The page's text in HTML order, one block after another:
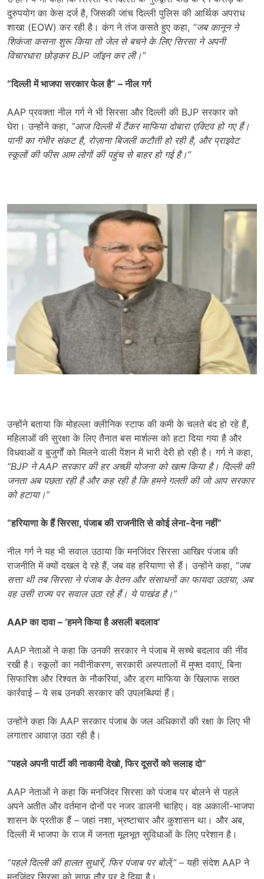
दुरुपयोग का केस दर्ज है, जिसकी जांच दिल्ली पुलिस की आर्थिक अपराध
शाखा (EOW) कर रही है। कंग ने तंज कसते हुए कहा, “जब कानून ने
शिकंजा कसना शुरू किया तो जेल से बचने के लिए सिरसा ने अपनी
विचारधारा छोड़करBJP जॉइन कर ली।”
“दिल्ली में भाजपा सरकार फेल है” – नील गर्ग
AAP प्रवक्ता नील गर्ग ने भी सिरसा और दिल्ली की BJP सरकार को
घेरा। उन्होंने कहा, “आज दिल्ली में टैंकर माफिया दोबारा एक्टिव हो गए हैं।
पानी का गंभीर संकट है, रोज़ाना बिजली कटौती हो रही है, और प्राइवेट
स्कूलों की फीस आम लोगों की पहुंच से बाहर हो गई है।”
उन्होंने बताया कि मोहल्ला क्लीनिक स्टाफ की कमी के चलते बंद हो रहे हैं,
महिलाओं की सुरक्षा के लिए तैनात बस मार्शल्स को हटा दिया गया है और
विधवाओं व बुजुर्गों को मिलने वाली पेंशन में भारी देरी हो रही है। गर्ग ने कहा,
“BJP नेAAP सरकार की हर अच्छी योजना को खत्म किया है। दिल्ली की
जनता अब पछता रही है और कह रही है कि हमने गलती की जो आप सरकार
को हटाया।”
“हरियाणा के हैं सिरसा,पंजाब की राजनीति से कोई लेना-देना नहीं”
नील गर्ग ने यह भी सवाल उठाया कि मनजिंदर सिरसा आखिर पंजाब की
राजनीति में क्यों दखल दे रहे हैं, जब वह हरियाणा से हैं। उन्होंने कहा, “जब
सत्ता थी तब सिरसा ने पंजाब के वेतन और संसाधनों का फायदा उठाया, अब
वह उसी राज्य पर सवाल उठा रहे हैं। ये पाखंड है।”
AAPका दावा – ‘हमने किया है असली बदलाव’
AAP नेताओं ने कहा कि उनकी सरकार ने पंजाब में सच्चे बदलाव की नींव
रखी है। स्कूलों का नवीनीकरण, सरकारी अस्पतालों में मुफ्त दवाएं, बिना
सिफारिश और रिश्वत के नौकरियां, और ड्रग माफिया के खिलाफ सख्त
कार्रवाई – ये सब उनकी सरकार की उपलब्धियां हैं।
उन्होंने कहा कि AAP सरकार पंजाब के जल अधिकारों की रक्षा के लिए भी
लगातार आवाज़ उठा रही है।
“पहले अपनी पार्टी की नाकामी देखो,फिर दूसरों को सलाह दो”
AAP नेताओं ने कहा कि मनजिंदर सिरसा को पंजाब पर बोलने से पहले
अपने अतीत और वर्तमान दोनों पर नजर डालनी चाहिए। वह अकाली-भाजपा
शासन के प्रतीक हैं – जहां नशा, भ्रष्टाचार और कुशासन था। और अब,
दिल्ली में भाजपा के राज में जनता मूलभूत सुविधाओं के लिए परेशान है।
“पहले दिल्ली की हालत सुधारें, फिर पंजाब पर बोलें,”– यही संदेश AAP ने